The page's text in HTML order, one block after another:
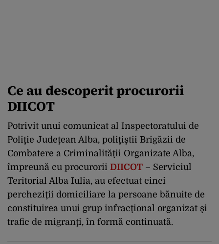
Ce au descoperit procurorii
DIICOT
Potrivit unui comunicat al Inspectoratului de
Poliţie Judeţean Alba, poliţiştii Brigăzii de
Combatere a Criminalităţii Organizate Alba,
împreună cu procurorii DIICOT – Serviciul
Teritorial Alba Iulia, au efectuat cinci
percheziţii domiciliare la persoane bănuite de
constituirea unui grup infracţional organizat şi
trafic de migranţi, în formă continuată.